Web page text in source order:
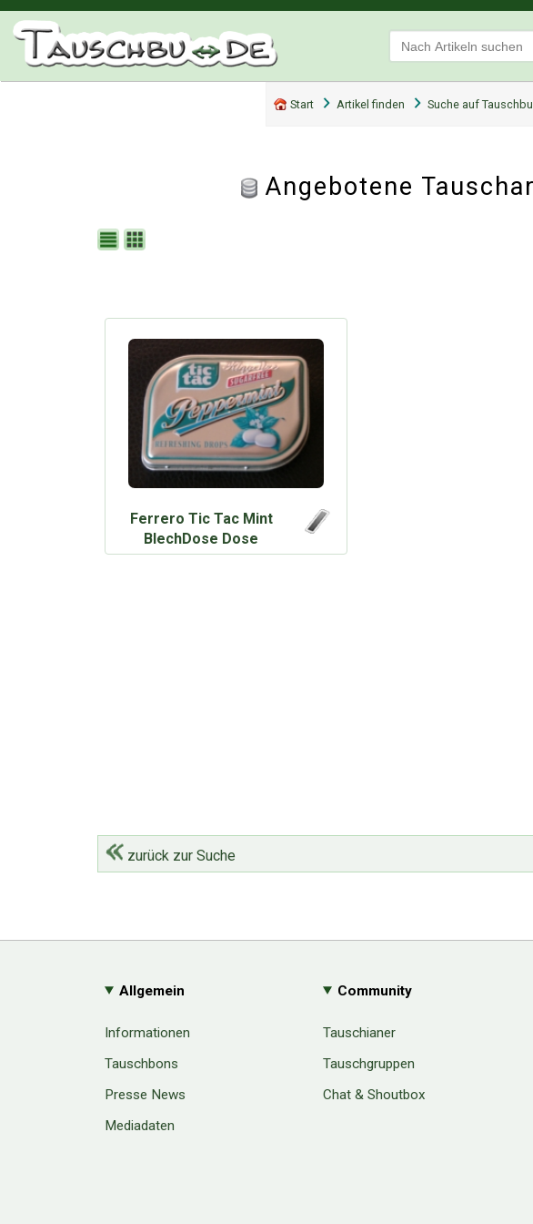
Start Artikel finden Suche auf
Angebotene
Ferrero Tic Tac Mint
BlechDose Dose
zurück zur Suche
Allgemein
Informationen
Tauschbons
Presse News
Mediadaten
Community
Tauschianer
Tauschgruppen
Chat & Shoutbox